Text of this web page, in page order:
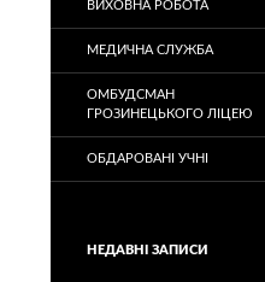
ВИХОВНА РОБОТА
МЕДИЧНА СЛУЖБА
ОМБУДСМАН
ГРОЗИНЕЦЬКОГО ЛІЦЕЮ
ОБДАРОВАНІ УЧНІ
НЕДАВНІ ЗАПИСИ